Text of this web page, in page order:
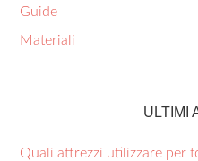
Guide
Materiali
ULTIMI
Quali attrezzi utilizzare per